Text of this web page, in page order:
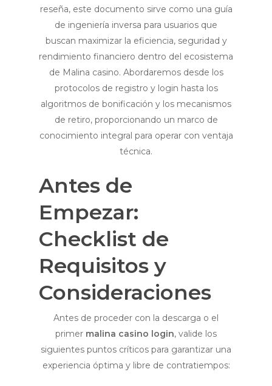
reseña, este documento sirve como una guía
de ingeniería inversa para usuarios que
buscan maximizar la eficiencia, seguridad y
rendimiento financiero dentro del ecosistema
de Malina casino. Abordaremos desde los
protocolos de registro y login hasta los
algoritmos de bonificación y los mecanismos
de retiro, proporcionando un marco de
conocimiento integral para operar con ventaja
técnica.
Antes de
Empezar:
Checklist de
Requisitos y
Consideraciones
Antes de proceder con la descarga o el
primer malina casino login, valide los
siguientes puntos críticos para garantizar una
experiencia óptima y libre de contratiempos: